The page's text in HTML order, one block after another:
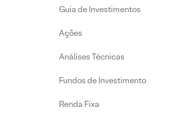
Guia de Investimentos
Ações
Análises Técnicas
Fundos de Investimento
Renda Fixa